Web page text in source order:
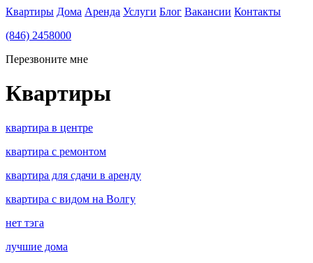
Квартиры Дома Аренда Услуги Блог Вакансии Контакты
(846) 2458000
Перезвоните мне
Квартиры
квартира в центре
квартира с ремонтом
квартира для сдачи в аренду
квартира с видом на Волгу
нет тэга
лучшие дома